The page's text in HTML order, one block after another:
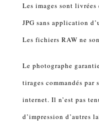
Les images sont
JPG sans application
Les fichiers RAW ne
Le photographe
tirages commandés
internet. Il n’est pas
d’impression d’autres